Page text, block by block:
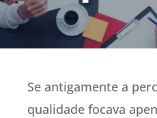
Se antigamente a
qualidade focava